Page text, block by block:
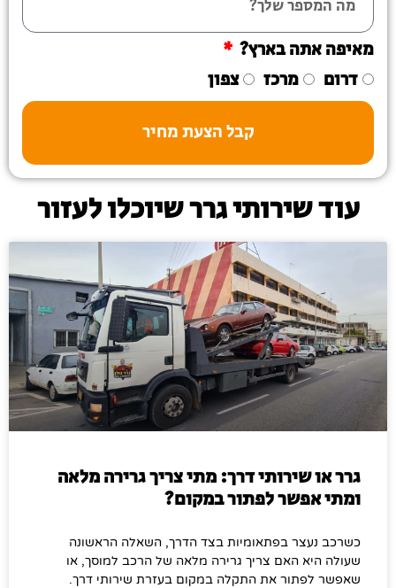
מאיפה אתה בארץ?
דרום
מרכז צפון
קבל הצעת מחיר
עוד שירותי גרר שיוכלו לעזור
גרר או שירותי דרך: מתי צריך גרירה מלאה
ומתי אפשר לפתור במקום?
כשרכב נעצר בפתאומיות בצד הדרך, השאלה הראשונה
שעולה היא האם צריך גרירה מלאה של הרכב למוסך, או
שאפשר לפתור את התקלה במקום בעזרת שירותי דרך.